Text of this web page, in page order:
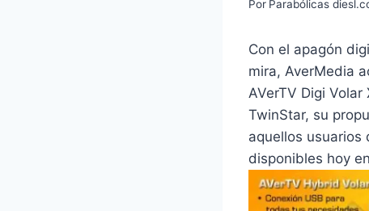
Por Parabólicas
Con el apagón
mira, AverMedia
AVerTV Digi Volar
TwinStar, su
aquellos
disponibles hoy